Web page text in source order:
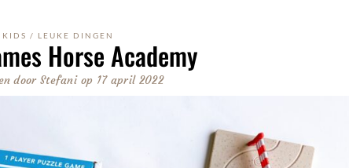
KIDS / LEUKE DINGEN
Horse Academy
doorStefani op 17 april 2022